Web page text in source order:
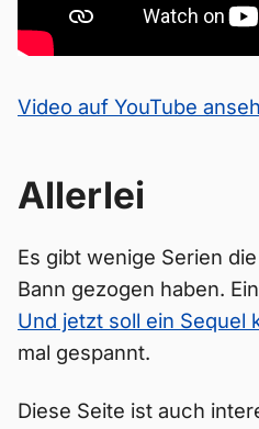
Video auf YouTube
Allerlei
Es gibt wenige Serien
Bann gezogen haben.
Und jetzt soll ein Sequel
mal gespannt.
Diese Seite ist auch